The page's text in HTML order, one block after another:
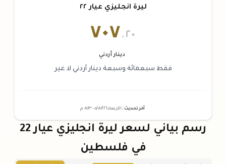
ليرة انجليزي عيار ٢٢
٧٠٧ .٢٠
دينار أردني
فقط سبعمائة وسبعة دينار أردني لا غير
آخر تحديث : الأربعاء ٠٥ /٠٨/٢٠٢٦ - ٠٨:٢٣م
رسم بياني لسعر ليرة انجليزي عيار 22
في فلسطين